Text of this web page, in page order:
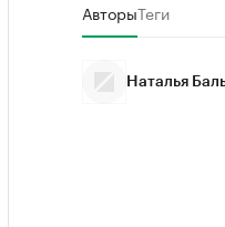
АвторыТеги
Наталья